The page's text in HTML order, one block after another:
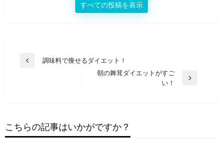
すべての投稿を表示
投
ー
調味料で痩せるダイエット！
朝の舞茸ダイエットがすご
い！
こちらの記事はいかがですか？